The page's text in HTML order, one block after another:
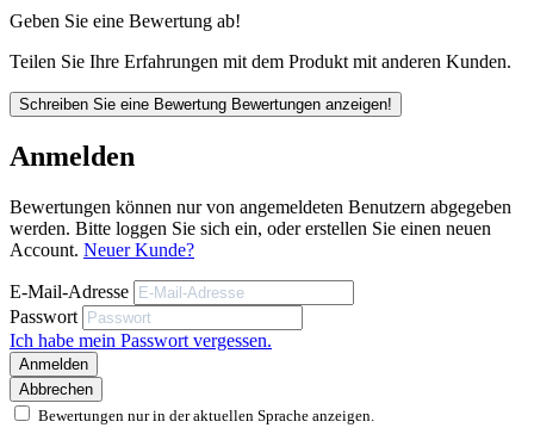
Innen,- und Außenbereich
Unsere anwendungstechnischen Empfehlungen dienen der Unterstützung
des Käufers bzw. Verarbeiters.
Sie entbinden nicht davon, unsere Produkte grundsätzlich auf ihre Eignung
prüfen.
Schadenersatz- und Gewährleistungsansprüche können bei
Selbstklebeprodukten nicht anerkannt werden.
Geben Sie eine Bewertung ab!
Teilen Sie Ihre Erfahrungen mit dem Produkt mit anderen Kunden.
Schreiben Sie eine Bewertung Bewertungen anzeigen!
Anmelden
Bewertungen können nur von angemeldeten Benutzern abgegeben
werden. Bitte loggen Sie sich ein, oder erstellen Sie einen neuen
Account. Neuer Kunde?
E-Mail-Adresse
Passwort
Ich habe mein Passwort vergessen.
Anmelden
Abbrechen
Bewertungen nur in der aktuellen Sprache anzeigen.